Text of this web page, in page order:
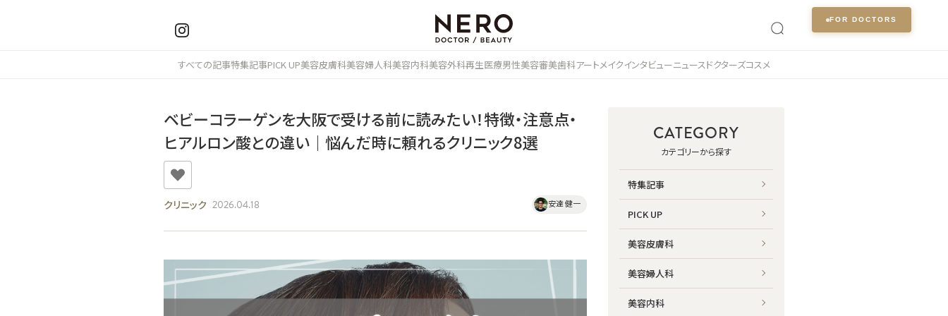
FOR DOCTORS
すべての記事特集記事PICK UP美容皮膚科美容婦人科美容内科美容外科再生医療男性美容審美歯科アートメイクインタビューニュースドクターズコスメ
ベビーコラーゲンを大阪で受ける前に読みたい！特徴・注意点・
ヒアルロン酸との違い｜悩んだ時に頼れるクリニック8選
クリニック 2026.04.18 安達 健一
CATEGORY
カテゴリーから探す
特集記事
PICK UP
美容皮膚科
美容婦人科
美容内科